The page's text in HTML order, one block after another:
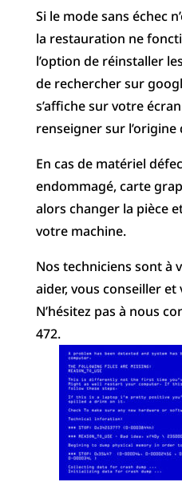
Si le mode sans échec
la restauration ne
l’option de réinstaller
de rechercher sur
s’affiche sur votre
renseigner sur
En cas de matériel
endommagé, carte
alors changer la pièce
votre machine.
Nos techniciens sont à
aider, vous conseiller et
N’hésitez pas à nous
472.